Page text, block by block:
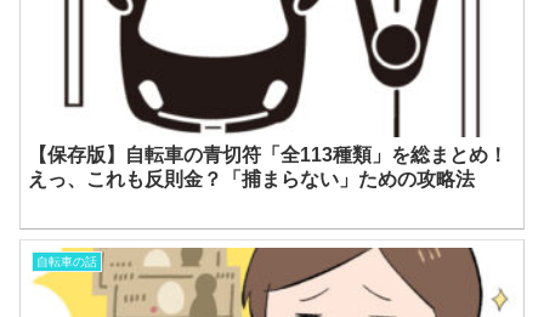
【保存版】自転車の青切符「全113種類」を総まとめ！
えっ、これも反則金？「捕まらない」ための攻略法
自転車の話